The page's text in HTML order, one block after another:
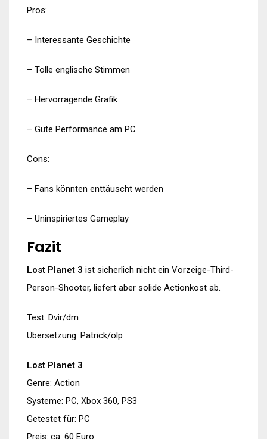
Pros:
– Interessante Geschichte
– Tolle englische Stimmen
– Hervorragende Grafik
– Gute Performance am PC
Cons:
– Fans könnten enttäuscht werden
– Uninspiriertes Gameplay
Fazit
Lost Planet 3 ist sicherlich nicht ein Vorzeige-Third-
Person-Shooter, liefert aber solide Actionkost ab.
Test: Dvir/dm
Übersetzung: Patrick/olp
Lost Planet 3
Genre: Action
Systeme: PC, Xbox 360, PS3
Getestet für: PC
Preis: ca. 60 Euro